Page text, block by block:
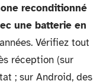
reconditionné
une batterie en
Vérifiez tout
réception (sur
; sur Android, des